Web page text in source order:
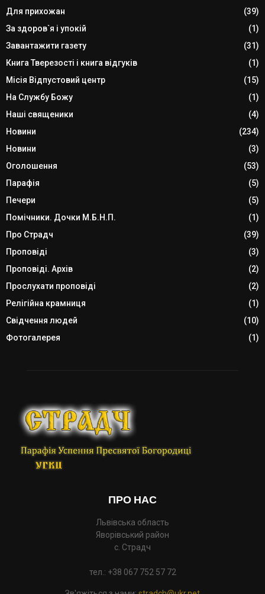
Для прихожан
(39)
За здоров`я і упокій
(1)
Завантажити газету
(31)
Книга Тверезості і книга відгуків
(1)
Місія Відпустовий центр
(15)
На Службу Божу
(1)
Наші священики
(4)
Новини
(234)
Новини
(3)
Оголошення
(53)
Парафія
(5)
Печери
(5)
Помічники. Дочки М.Б.Н.П.
(1)
Про Страдч
(39)
Проповіді
(3)
Проповіді. Архів
(2)
Прослухати проповіді
(2)
Релігійна крамниця
(1)
Свідчення людей
(10)
Фотогалерея
(1)
ПРО НАС
Львівська область
Яворівський район
с. Страдч
тел.: +38 067 752 57 72